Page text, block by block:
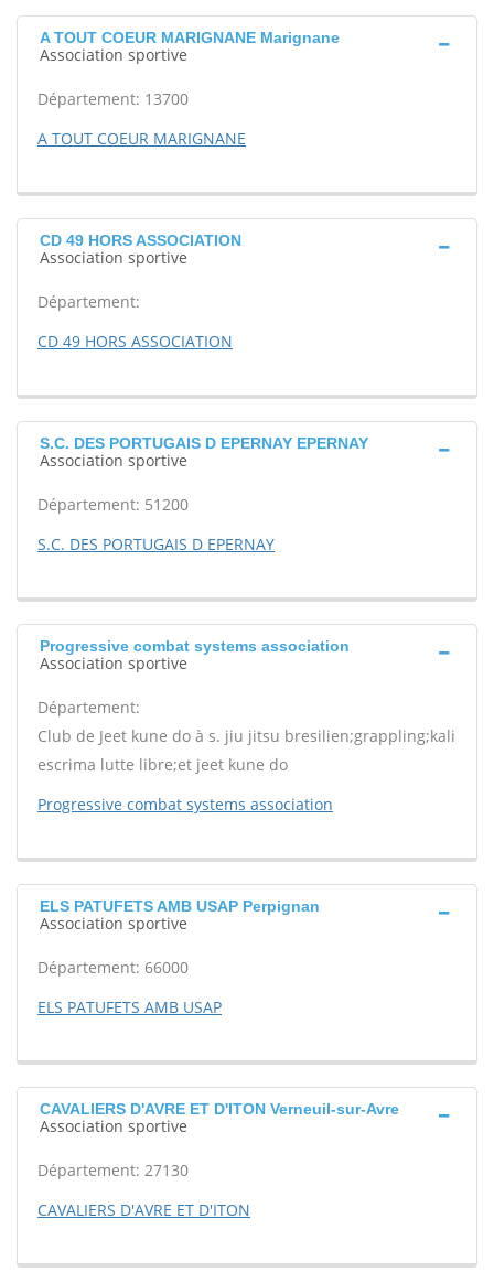
A TOUT COEUR MARIGNANE Marignane
Association sportive
Département: 13700
A TOUT COEUR MARIGNANE
CD 49 HORS ASSOCIATION
Association sportive
Département:
CD 49 HORS ASSOCIATION
S.C. DES PORTUGAIS D EPERNAY EPERNAY
Association sportive
Département: 51200
S.C. DES PORTUGAIS D EPERNAY
Progressive combat systems association
Association sportive
Département:
Club de Jeet kune do à s. jiu jitsu bresilien;grappling;kali
escrima lutte libre;et jeet kune do
Progressive combat systems association
ELS PATUFETS AMB USAP Perpignan
Association sportive
Département: 66000
ELS PATUFETS AMB USAP
CAVALIERS D'AVRE ET D'ITON Verneuil-sur-Avre
Association sportive
Département: 27130
CAVALIERS D'AVRE ET D'ITON